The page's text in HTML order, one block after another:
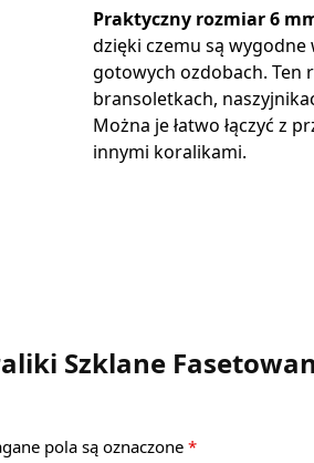
Praktyczny rozmiar 6
dzięki czemu są
gotowych ozdobach. Ten
bransoletkach,
Można je łatwo łączyć z
innymi koralikami.
Szklane
pola są oznaczone *